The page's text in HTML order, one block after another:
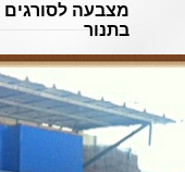
מצבעה לסורגים
בתנור